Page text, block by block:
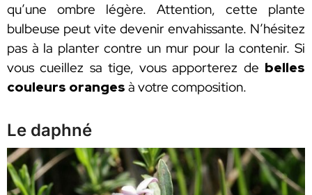
qu’une ombre légère. Attention, cette plante
bulbeuse peut vite devenir envahissante. N’hésitez
pas à la planter contre un mur pour la contenir. Si
vous cueillez sa tige, vous apporterez de belles
couleurs oranges à votre composition.
Le daphné